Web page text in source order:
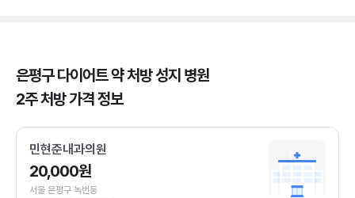
은평구 다이어트 약 처방 성지 병원
2주 처방 가격 정보
민현준내과의원
20,000원
서울 은평구 녹번동